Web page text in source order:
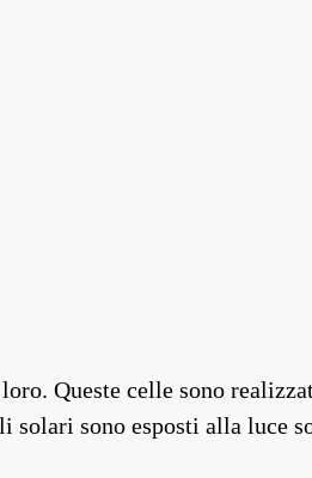
Queste celle sono
sono esposti alla luce